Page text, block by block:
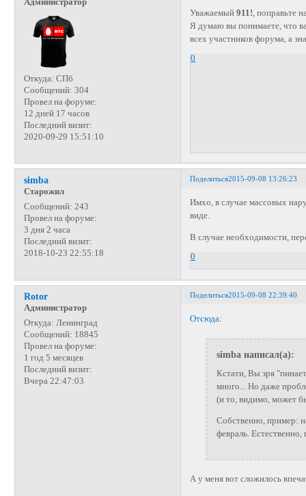
Откуда: СПб
Сообщений: 304
Провел на форуме:
12 дней 17 часов
Последний визит:
2020-09-29 15:51:10
Уважаемый911! , поправьте
Я думаю вы понимаете, что
всех участников форума, а
0
Поделиться2015-09-08 13:26:23
simba
Старожил
Сообщений: 243
Провел на форуме:
3 дня 2 часа
Последний визит:
2018-10-23 22:55:18
Имхо, в случае массовых
виде.
В случае необходимости,
0
Поделиться2015-09-08 22:39:40
Rotor
Администратор
Откуда: Ленинград
Сообщений: 18845
Провел на форуме:
1 год 5 месяцев
Последний визит:
Вчера 22:47:03
Отсюда:
simba написал(а):
Кстати, Вы зря
много... Но даже
(и то, видимо, может
Собственно, пример:
февраль.
А у меня вот сложилось